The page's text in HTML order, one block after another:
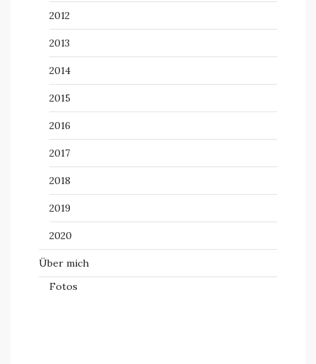
2012
2013
2014
2015
2016
2017
2018
2019
2020
Über mich
Fotos